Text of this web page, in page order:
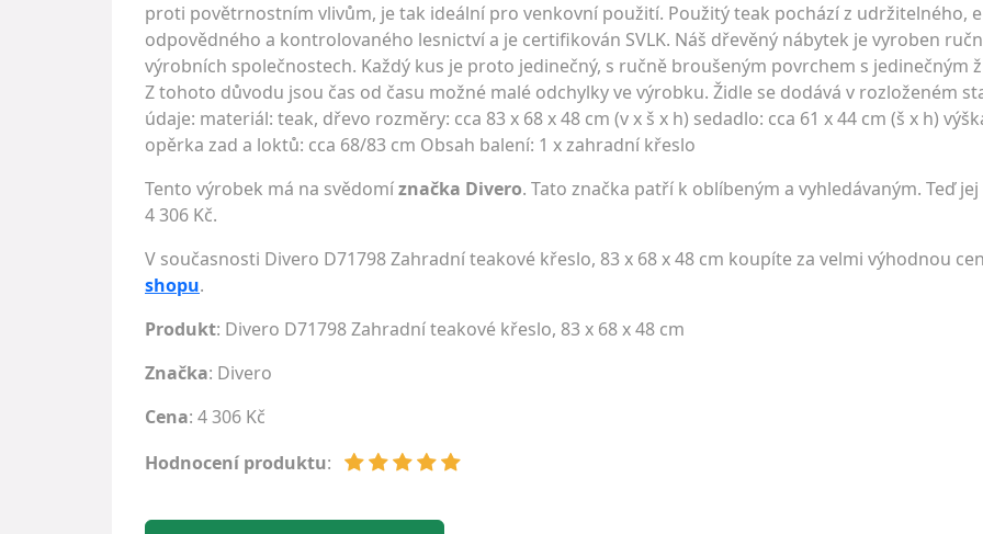
proti povětrnostním vlivům, je tak ideální pro venkovní použití. Použitý teak pochází z udržitelného,
odpovědného a kontrolovaného lesnictví a je certifikován SVLK. Náš dřevěný nábytek je vyroben
výrobních společnostech. Každý kus je proto jedinečný, s ručně broušeným povrchem s jedinečným
Z tohoto důvodu jsou čas od času možné malé odchylky ve výrobku. Židle se dodává v rozloženém
údaje: materiál: teak, dřevo rozměry: cca 83 x 68 x 48 cm (v x š x h) sedadlo: cca 61 x 44 cm (š x h)
opěrka zad a loktů: cca 68/83 cm Obsah balení: 1 x zahradní křeslo
Tento výrobek má na svědomíznačka Divero. Tato značka patří k oblíbeným a vyhledávaným. Teď
4 306 Kč.
V současnosti Divero D71798 Zahradní teakové křeslo, 83 x 68 x 48 cm koupíte za velmi výhodnou
shopu.
Produkt: Divero D71798 Zahradní teakové křeslo, 83 x 68 x 48 cm
Značka: Divero
Cena: 4 306 Kč
Hodnocení produktu: